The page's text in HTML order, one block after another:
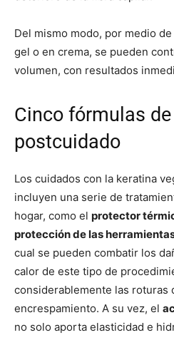
Del mismo modo, por medio
gel o en crema, se pueden
volumen, con resultados
Cinco fórmulas
postcuidado
Los cuidados con la keratina
incluyen una serie de
hogar, como el protector
protección de las
cual se pueden combatir los
calor de este tipo de
considerablemente las roturas
encrespamiento. A su vez, el
no solo aporta elasticidad e